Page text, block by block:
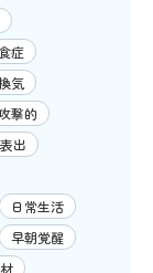
症
気
撃的
出
日常生活
早朝覚醒